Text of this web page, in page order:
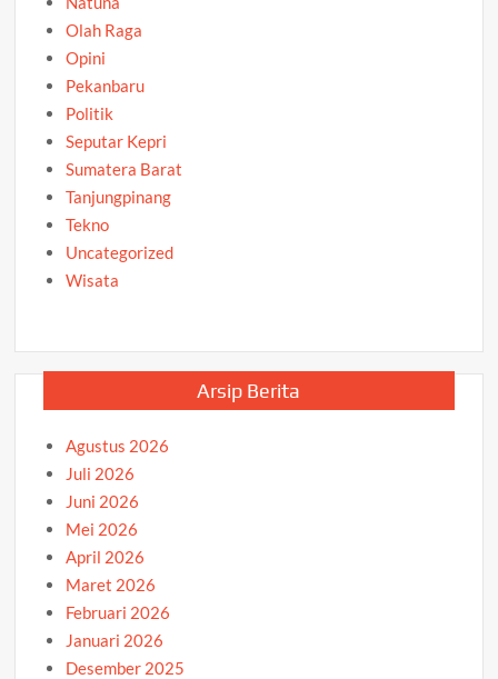
Olah Raga
Opini
Pekanbaru
Politik
Seputar Kepri
Sumatera Barat
Tanjungpinang
Tekno
Uncategorized
Wisata
Arsip Berita
Agustus 2026
Juli 2026
Juni 2026
Mei 2026
April 2026
Maret 2026
Februari 2026
Januari 2026
Desember 2025